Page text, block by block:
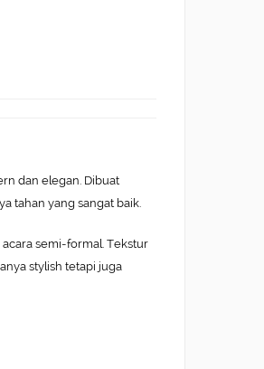
dan elegan. Dibuat
tahan yang sangat baik.
semi-formal. Tekstur
stylish tetapi juga